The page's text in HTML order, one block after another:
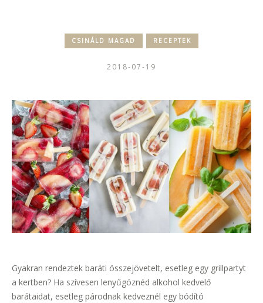
CSINÁLD MAGAD RECEPTEK
2018-07-19
Gyakran rendeztek baráti összejövetelt, esetleg egy grillpartyt
a kertben? Ha szívesen lenyűgöznéd alkohol kedvelő
barátaidat, esetleg párodnak kedveznél egy bódító